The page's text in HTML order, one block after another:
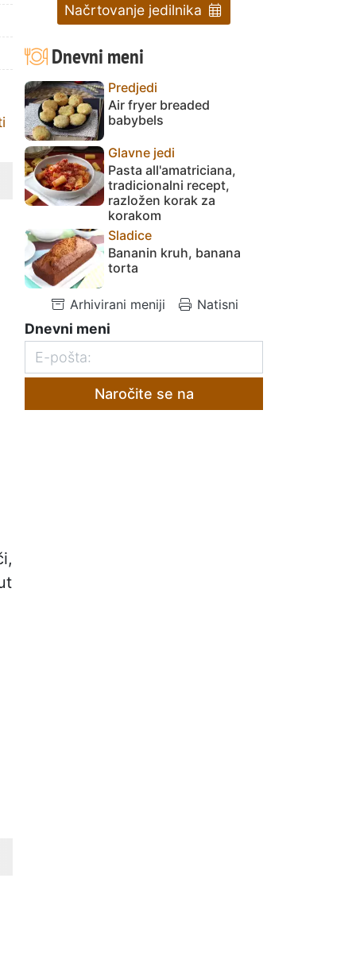
Načrtovanje jedilnika
Dnevni meni
Predjedi
Air fryer breaded
babybels
Glavne jedi
Pasta all'amatriciana,
tradicionalni recept,
razložen korak za
korakom
Sladice
Bananin kruh, banana
torta
Arhivirani meniji Natisni
Dnevni meni
Naročite se na